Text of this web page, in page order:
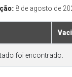
8 de agosto de
foi encontrado.